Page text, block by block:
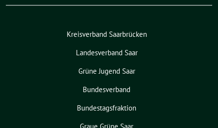
Kreisverband Saarbrücken
Landesverband Saar
Grüne Jugend Saar
Bundesverband
Bundestagsfraktion
Graue Grüne Saar